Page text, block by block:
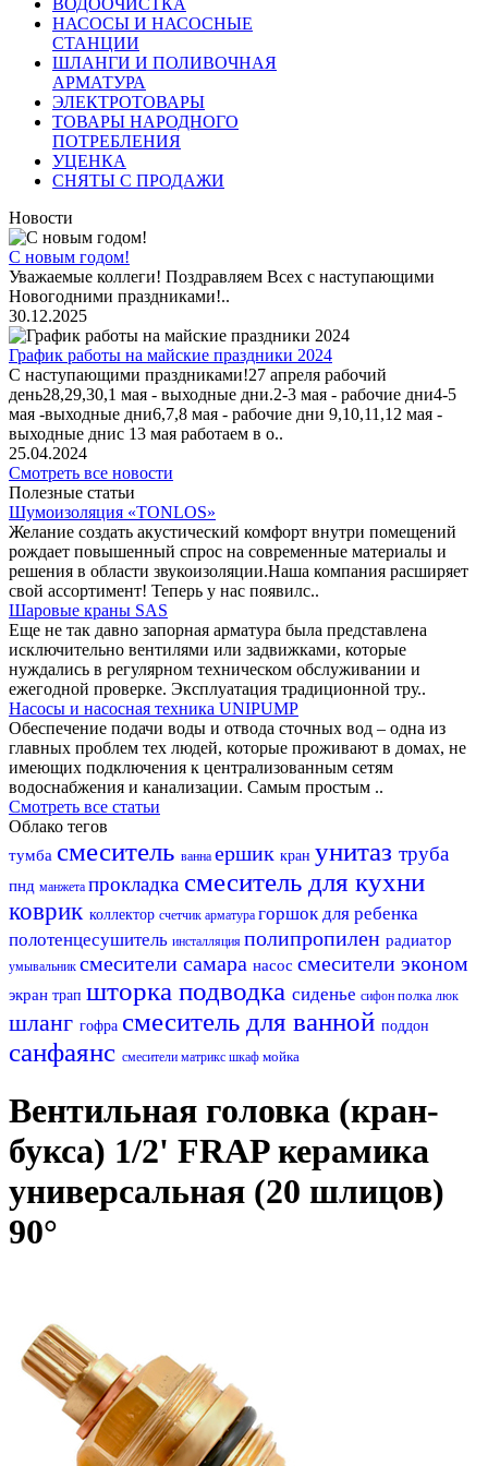
НАСОСЫ И НАСОСНЫЕ
СТАНЦИИ
ШЛАНГИ И ПОЛИВОЧНАЯ
АРМАТУРА
ЭЛЕКТРОТОВАРЫ
ТОВАРЫ НАРОДНОГО
ПОТРЕБЛЕНИЯ
УЦЕНКА
СНЯТЫ С ПРОДАЖИ
Новости
С новым годом!
Уважаемые коллеги! Поздравляем Всех с наступающими
Новогодними праздниками!..
30.12.2025
График работы на майские праздники 2024
С наступающими праздниками!27 апреля рабочий
день28,29,30,1 мая - выходные дни.2-3 мая - рабочие дни4-5
мая -выходные дни6,7,8 мая - рабочие дни 9,10,11,12 мая -
выходные днис 13 мая работаем в о..
25.04.2024
Смотреть все новости
Полезные статьи
Шумоизоляция «TONLOS»
Желание создать акустический комфорт внутри помещений
рождает повышенный спрос на современные материалы и
решения в области звукоизоляции.Наша компания расширяет
свой ассортимент! Теперь у нас появилс..
Шаровые краны SAS
Еще не так давно запорная арматура была представлена
исключительно вентилями или задвижками, которые
нуждались в регулярном техническом обслуживании и
ежегодной проверке. Эксплуатация традиционной тру..
Насосы и насосная техника UNIPUMP
Обеспечение подачи воды и отвода сточных вод – одна из
главных проблем тех людей, которые проживают в домах, не
имеющих подключения к централизованным сетям
водоснабжения и канализации. Самым простым ..
Смотреть все статьи
Облако тегов
тумба смеситель ванна ершик кран унитаз труба
пнд манжета прокладка смеситель для кухни
коврик коллектор счетчик арматура горшок для ребенка
полотенцесушитель инсталляция полипропилен радиатор
умывальник смесители самара насос смесители эконом
экран трап шторка подводка сиденье сифон полка люк
шланг гофра смеситель для ванной поддон
санфаянс смесители матрикс шкаф мойка
Вентильная головка (кран-
букса) 1/2' FRAP керамика
универсальная (20 шлицов)
90°